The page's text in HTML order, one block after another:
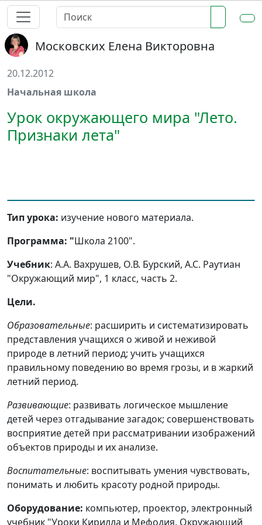
Московских Елена Викторовна
20.12.2012
Начальная школа
Урок окружающего мира "Лето.
Признаки лета"
Тип урока: изучение нового материала.
Программа: "Школа 2100".
Учебник: А.А. Вахрушев, О.В. Бурский, А.С. Раутиан
"Окружающий мир", 1 класс, часть 2.
Цели.
Образовательные: расширить и систематизировать
представления учащихся о живой и неживой
природе в летний период; учить учащихся
правильному поведению во время грозы, и в жаркий
летний период.
Развивающие: развивать логическое мышление
детей через отгадывание загадок; совершенствовать
восприятие детей при рассматривании изображений
объектов природы и их анализе.
Воспитательные: воспитывать умения чувствовать,
понимать и любить красоту родной природы.
Оборудование: компьютер, проектор, электронный
учебник "Уроки Кирилла и Мефодия, Окружающий